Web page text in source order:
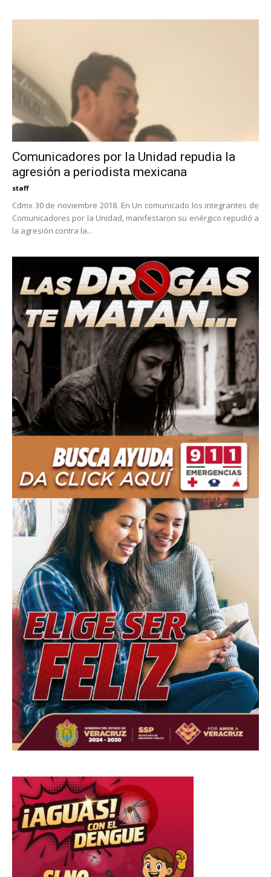
Comunicadores por la Unidad repudia la
agresión a periodista mexicana
staff
Cdmx 30 de noviembre 2018. En Un comunicado los integrantes de
Comunicadores por la Unidad, manifestaron su enérgico repudió a
la agresión contra la...